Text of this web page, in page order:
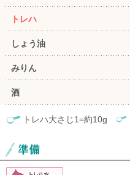
トレハ
しょう油
みりん
酒
トレハ大さじ1=約10g